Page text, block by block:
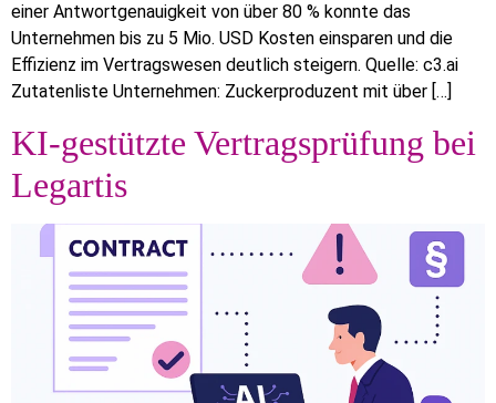
einer Antwortgenauigkeit von über 80 % konnte das
Unternehmen bis zu 5 Mio. USD Kosten einsparen und die
Effizienz im Vertragswesen deutlich steigern. Quelle: c3.ai
Zutatenliste Unternehmen: Zuckerproduzent mit über […]
KI-gestützte Vertragsprüfung bei
Legartis